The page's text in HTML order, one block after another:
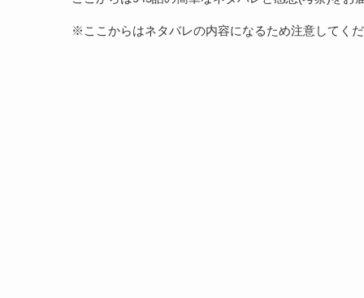
※ここからはネタバレの内容になるため注意してく